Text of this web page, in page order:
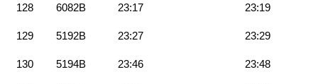
128 6082B 23:17 23:19
129 5192B 23:27 23:29
130 5194B 23:46 23:48